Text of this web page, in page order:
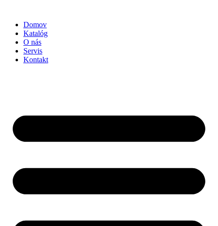
obsah
Domov
Katalóg
O nás
Servis
Kontakt